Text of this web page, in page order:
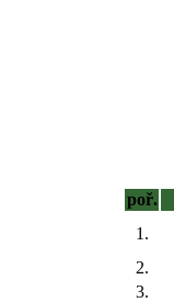
poř.
1.
2.
3.